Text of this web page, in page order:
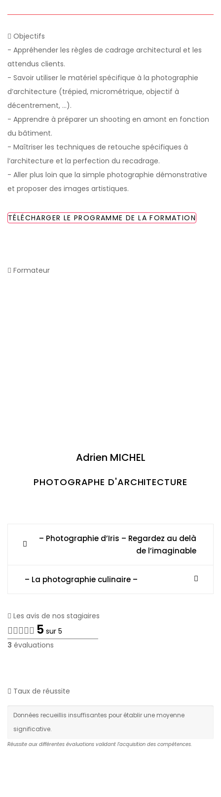
Objectifs
- Appréhender les règles de cadrage architectural et les
attendus clients.
- Savoir utiliser le matériel spécifique à la photographie
d’architecture (trépied, micrométrique, objectif à
décentrement, ...).
- Apprendre à préparer un shooting en amont en fonction
du bâtiment.
- Maîtriser les techniques de retouche spécifiques à
l’architecture et la perfection du recadrage.
- Aller plus loin que la simple photographie démonstrative
et proposer des images artistiques.
TÉLÉCHARGER LE PROGRAMME DE LA FORMATION
Formateur
Adrien MICHEL
PHOTOGRAPHE D'ARCHITECTURE
Post– Photographie d’Iris – Regardez au delà
de l’imaginable
– La photographie culinaire –
Les avis de nos stagiaires
5 sur 5
3 évaluations
Taux de réussite
Données recueillis insuffisantes pour établir une moyenne
significative.
Réussite aux différentes évaluations validant l’acquisition des compétences.